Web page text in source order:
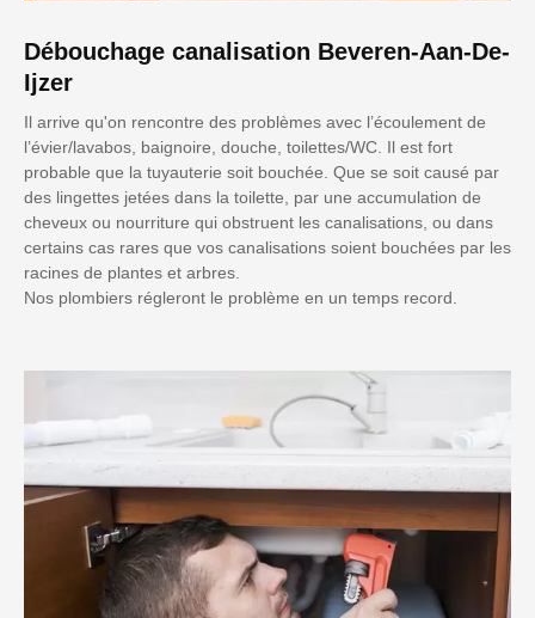
Débouchage canalisation Beveren-Aan-De-
Ijzer
Il arrive qu'on rencontre des problèmes avec l’écoulement de
l’évier/lavabos, baignoire, douche, toilettes/WC. Il est fort
probable que la tuyauterie soit bouchée. Que se soit causé par
des lingettes jetées dans la toilette, par une accumulation de
cheveux ou nourriture qui obstruent les canalisations, ou dans
certains cas rares que vos canalisations soient bouchées par les
racines de plantes et arbres.
Nos plombiers régleront le problème en un temps record.